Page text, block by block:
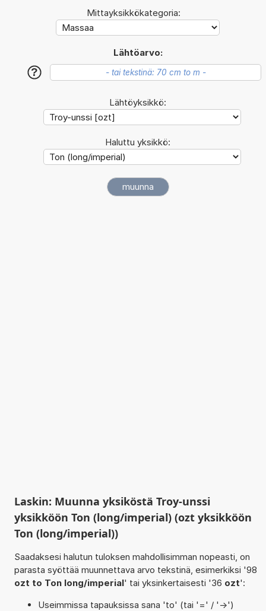
Mittayksikkökategoria:
Lähtöarvo:
?
Lähtöyksikkö:
Haluttu yksikkö:
Laskin: Muunna yksiköstä Troy-unssi
yksikköön Ton (long/imperial) (ozt yksikköön
Ton (long/imperial))
Saadaksesi halutun tuloksen mahdollisimman nopeasti, on
parasta syöttää muunnettava arvo tekstinä, esimerkiksi '98
ozt to Ton long/imperial' tai yksinkertaisesti '36 ozt':
Useimmissa tapauksissa sana 'to' (tai '=' / '->')